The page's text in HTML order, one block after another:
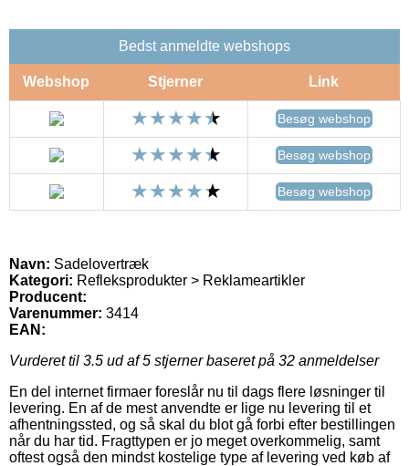
Bedst anmeldte webshops
Webshop Stjerner Link
Besøg webshop
Besøg webshop
Besøg webshop
Navn: Sadelovertræk
Kategori: Refleksprodukter > Reklameartikler
Producent:
Varenummer: 3414
EAN:
Vurderet til 3.5 ud af 5 stjerner baseret på 32 anmeldelser
En del internet firmaer foreslår nu til dags flere løsninger til
levering. En af de mest anvendte er lige nu levering til et
afhentningssted, og så skal du blot gå forbi efter bestillingen
når du har tid. Fragttypen er jo meget overkommelig, samt
oftest også den mindst kostelige type af levering ved køb af